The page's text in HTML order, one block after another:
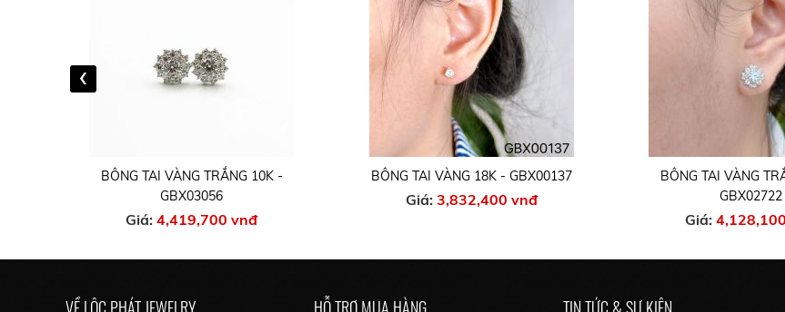
BÔNG TAI VÀNG TRẮNG 10K -
GBX03056
Giá:4,419,700 vnđ
BÔNG TAI VÀNG 18K - GBX00137
Giá: 3,832,400 vnđ
BÔNG TAI VÀNG
GBX02722
Giá:
‹